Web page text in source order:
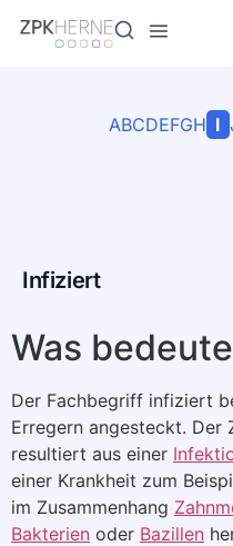
springen
ABCDEFGH I
Infiziert
Was
Der Fachbegriff infiziert
Erregern angesteckt. Der
resultiert aus einer
einer Krankheit zum
im Zusammenhang
Bakterien oder Bazillen